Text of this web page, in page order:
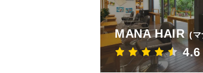
MANA HAIR (マ
4.6